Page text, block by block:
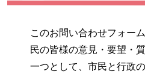
このお問い合わせフォー
民の皆様の意見・要望・
一つとして、市民と行政